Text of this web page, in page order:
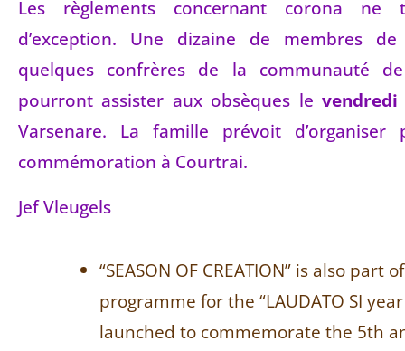
Les règlements concernant corona ne
d’exception. Une dizaine de membres
quelques confrères de la communauté
pourront assister aux obsèques levendredi
Varsenare. La famille prévoit
commémoration à Courtrai.
Jef Vleugels
“SEASON OF CREATION” is also part
programme for the “LAUDATO SI
launched to commemorate the 5th